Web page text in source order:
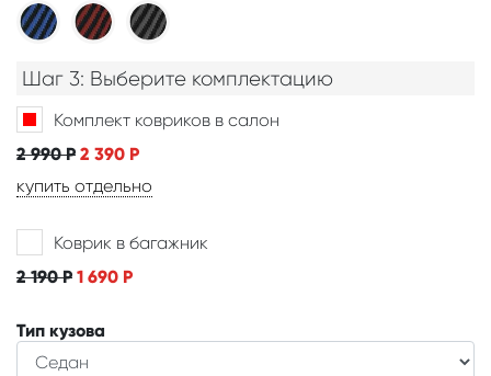
Шаг 3: Выберите комплектацию
Комплект ковриков в салон
2 990Р 2 390 Р
купить отдельно
Коврик в багажник
2 190Р 1 690 Р
Тип кузова